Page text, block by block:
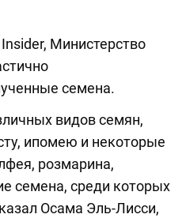
Министерство
семена.
видов семян,
ипомею и некоторые
розмарина,
семена, среди которых
Осама Эль-Лисси,